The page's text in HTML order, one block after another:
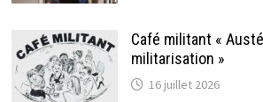
Café militant «
militarisation »
16 juillet 2026